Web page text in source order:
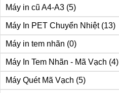
Máy in cũ A4-A3 (5)
Máy In PET Chuyển Nhiệt (13)
Máy in tem nhãn (0)
Máy In Tem Nhãn - Mã Vạch (4)
Máy Quét Mã Vạch (5)